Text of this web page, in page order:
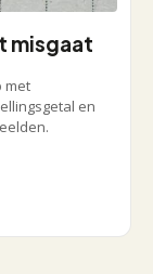
misgaat
met
en